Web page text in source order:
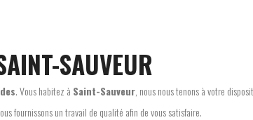
SAUVEUR
. Vous habitez à Saint-Sauveur , nous nous tenons à votre
fournissons un travail de qualité afin de vous satisfaire.